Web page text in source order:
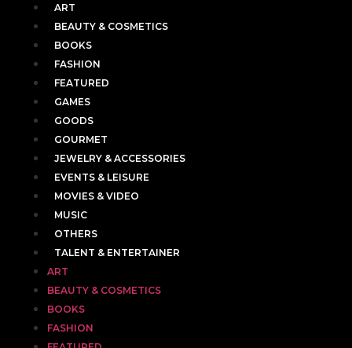
ART
BEAUTY & COSMETICS
BOOKS
FASHION
FEATURED
GAMES
GOODS
GOURMET
JEWELRY & ACCESSORIES
EVENTS & LEISURE
MOVIES & VIDEO
MUSIC
OTHERS
TALENT & ENTERTAINER
ART
BEAUTY & COSMETICS
BOOKS
FASHION